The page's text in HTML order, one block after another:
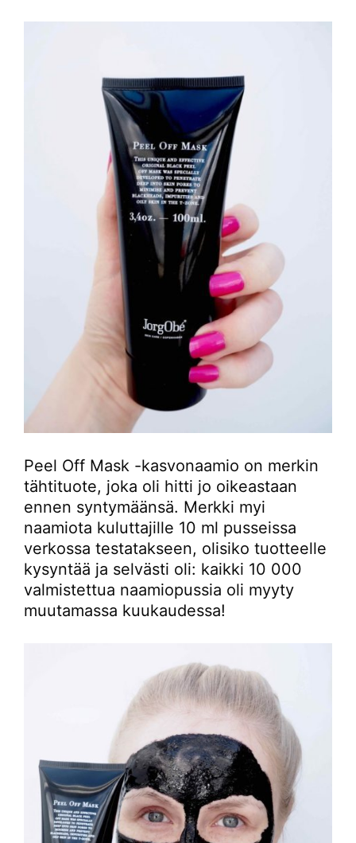
Peel Off Mask -kasvonaamio on merkin
tähtituote, joka oli hitti jo oikeastaan
ennen syntymäänsä. Merkki myi
naamiota kuluttajille 10 ml pusseissa
verkossa testatakseen, olisiko tuotteelle
kysyntää ja selvästi oli: kaikki 10 000
valmistettua naamiopussia oli myyty
muutamassa kuukaudessa!